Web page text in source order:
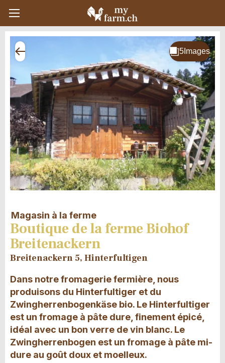
Magasin à la ferme
Boutique de la ferme Biohof
Breitenackern
Breitenackern 5, Hinterfultigen
Dans notre fromagerie fermière, nous
produisons du Hinterfultiger et du
Zwingherrenbogenkäse bio. Le Hinterfultiger
est un fromage à pâte dure, finement épicé,
idéal avec un bon verre de vin blanc. Le
Zwingherrenbogen est un fromage à pâte mi-
dure au goût doux et moelleux.